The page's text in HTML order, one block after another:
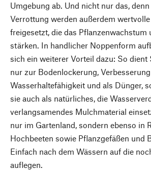
Umgebung ab. Und nicht nur das,
Verrottung werden außerdem
freigesetzt, die das Pflanzenwachstum
stärken. In handlicher Noppenform
sich ein weiterer Vorteil dazu: So
nur zur Bodenlockerung,
Wasserhaltefähigkeit und als Dünger,
sie auch als natürliches, die
verlangsamendes Mulchmaterial
nur im Gartenland, sondern ebenso in
Hochbeeten sowie Pflanzgefäßen und
Einfach nach dem Wässern auf die
auflegen.